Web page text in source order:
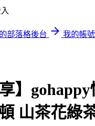
部落格後台
我的帳號
】
山茶花綠